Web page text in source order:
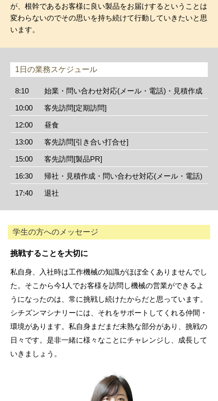
が、根幹であるお客様に良い製品をお届けするということは
変わらないのでその思いを持ち続けて行動していきたいと思
います。
1日の業務スケジュール
8:10 始業・問い合わせ対応(メール・電話)・見積作成
10:00 客先訪問[定期訪問]
12:00 昼食
13:00 客先訪問[引き合い打合せ]
15:00 客先訪問[製品PR]
16:30 帰社・見積作成・問い合わせ対応(メール・電話)
17:40 退社
学生の方へのメッセージ
挑戦することを大切に
私自身、入社時は工作機械の知識がほぼ全くありませんでし
た。そこから今1人でお客様を訪問し機械の営業ができるよ
うになったのは、常に挑戦し続けたからだと思っています。
シチズンマシナリーには、それをサポートしてくれる仲間・
環境があります。私自身まだまだ未熟な部分があり、挑戦の
日々です。是非一緒に様々なことにチャレンジし、成長して
いきましょう。